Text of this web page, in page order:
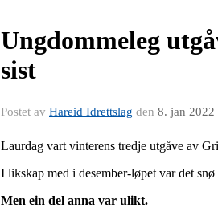
Ungdommeleg
sist
Postet av Hareid Idrettslag den 8. jan 2022
Laurdag vart vinterens tredje utgåve av
I likskap med i desember-løpet var det
Men ein del anna var ulikt.